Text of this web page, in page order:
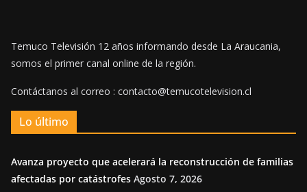
Temuco Televisión 12 años informando desde La Araucania,
somos el primer canal online de la región.
Contáctanos al correo : contacto@temucotelevision.cl
Lo último
Avanza proyecto que acelerará la reconstrucción de familias
afectadas por catástrofes Agosto 7, 2026